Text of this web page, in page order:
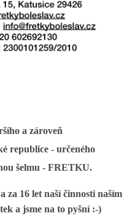
a zároveň
republice - určeného
šelmu - FRETKU.
za 16 let naší činnosti naším
a jsme na to pyšní :-)